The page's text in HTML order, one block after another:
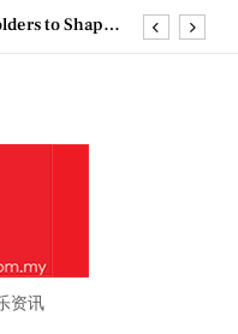
to Shape
with next-
Press
to Shape
Lumpur–
资讯